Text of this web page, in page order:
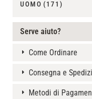
UOMO (171)
Serve aiuto?
Come Ordinare
Consegna e
Metodi di